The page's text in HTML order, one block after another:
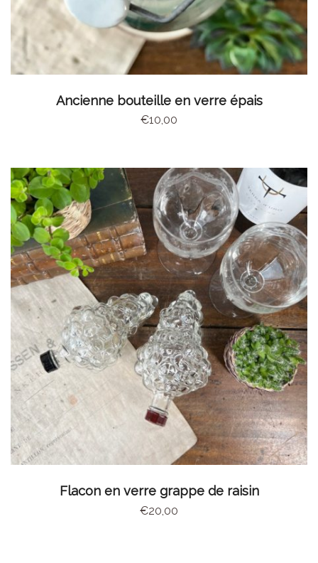
AJOUTER AU PANIER
Ancienne bouteille en verre épais
€10,00
CHOIX DES OPTIONS
Flacon en verre grappe de raisin
€20,00